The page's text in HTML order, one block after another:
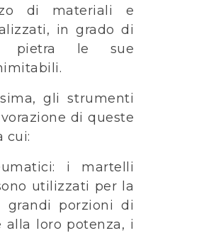
di materiali e
in grado di
pietra le sue
gli strumenti
di queste
cui:
i martelli
utilizzati per la
grandi porzioni di
alla loro potenza, i